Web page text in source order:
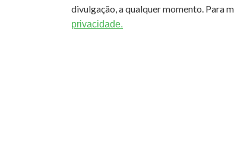
divulgação, a qualquer momento. Para
privacidade.